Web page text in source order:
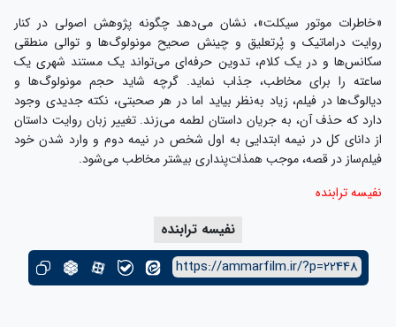
«خاطرات موتور سیکلت»، نشان می‌دهد چگونه پژوهش اصولی در کنار
روایت دراماتیک و پُرتعلیق و چینش صحیح مونولوگ‌ها و توالی منطقی
سکانس‌ها و در یک کلام، تدوین حرفه‌ای می‌تواند یک مستند شهری یک
ساعته را برای مخاطب، جذاب نماید. گرچه شاید حجم مونولوگ‌ها و
دیالوگ‌ها در فیلم، زیاد به‌نظر بیاید اما در هر صحبتی، نکته جدیدی وجود
دارد که حذف آن، به جریان داستان لطمه می‌زند. تغییر زبان روایت داستان
از دانای کل در نیمه ابتدایی به اول شخص در نیمه دوم و وارد شدن خود
فیلم‌ساز در قصه، موجب همذات‌پنداری بیشتر مخاطب می‌شود.
نفیسه ترابنده
نفیسه ترابنده
https://ammarfilm.ir/?p=22448